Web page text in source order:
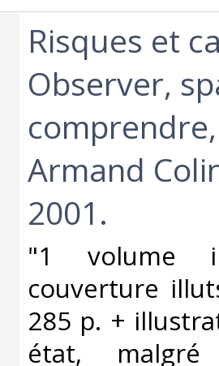
‎Risques et
Observer,
Armand
2001.‎
‎"1 volume
couverture
285 p. +
état,